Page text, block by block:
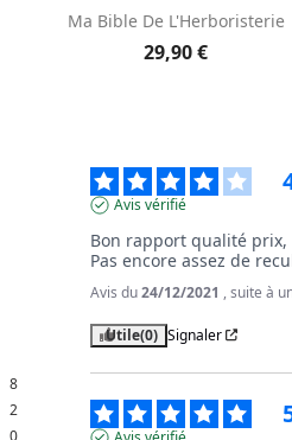
Aperçu rapide
Ma Bible De L'Herboristerie
29,90 €
8
2
0
Avis vérifié
Bon rapport qualité prix,
Pas encore assez de
Avis du24/12/2021 , suite à
Utile(0) Signaler